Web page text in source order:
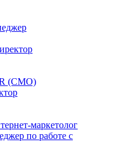
(CMO)
маркетолог
по работе с